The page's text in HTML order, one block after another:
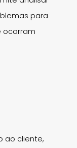
para
ocorram
ao cliente,